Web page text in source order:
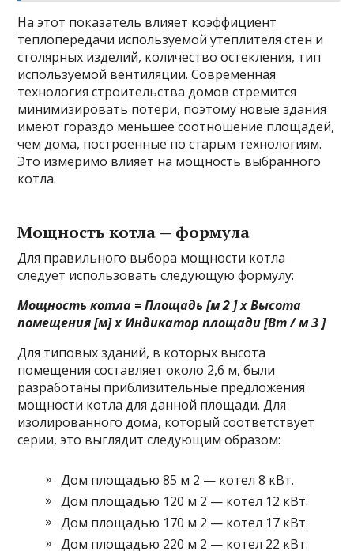
На этот показатель влияет коэффициент
теплопередачи используемой утеплителя стен и
столярных изделий, количество остекления, тип
используемой вентиляции. Современная
технология строительства домов стремится
минимизировать потери, поэтому новые здания
имеют гораздо меньшее соотношение площадей,
чем дома, построенные по старым технологиям.
Это измеримо влияет на мощность выбранного
котла.
Мощность котла — формула
Для правильного выбора мощности котла
следует использовать следующую формулу:
Мощность котла = Площадь [м 2 ] x Высота
помещения [м] x Индикатор площади [Вт / м 3 ]
Для типовых зданий, в которых высота
помещения составляет около 2,6 м, были
разработаны приблизительные предложения
мощности котла для данной площади. Для
изолированного дома, который соответствует
серии, это выглядит следующим образом:
Дом площадью 85 м 2 — котел 8 кВт.
Дом площадью 120 м 2 — котел 12 кВт.
Дом площадью 170 м 2 — котел 17 кВт.
Дом площадью 220 м 2 — котел 22 кВт.